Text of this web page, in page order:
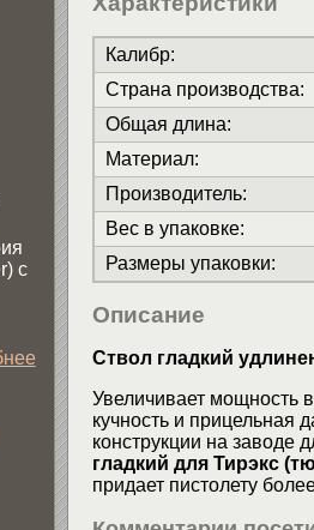
Калибр:
Страна производства:
Общая длина:
Материал:
Производитель:
Вес в упаковке:
Размеры упаковки:
Описание
Ствол гладкий
Увеличивает мощность
кучность и прицельная
конструкции на заводе
гладкий для Тирэкс
придает пистолету
с